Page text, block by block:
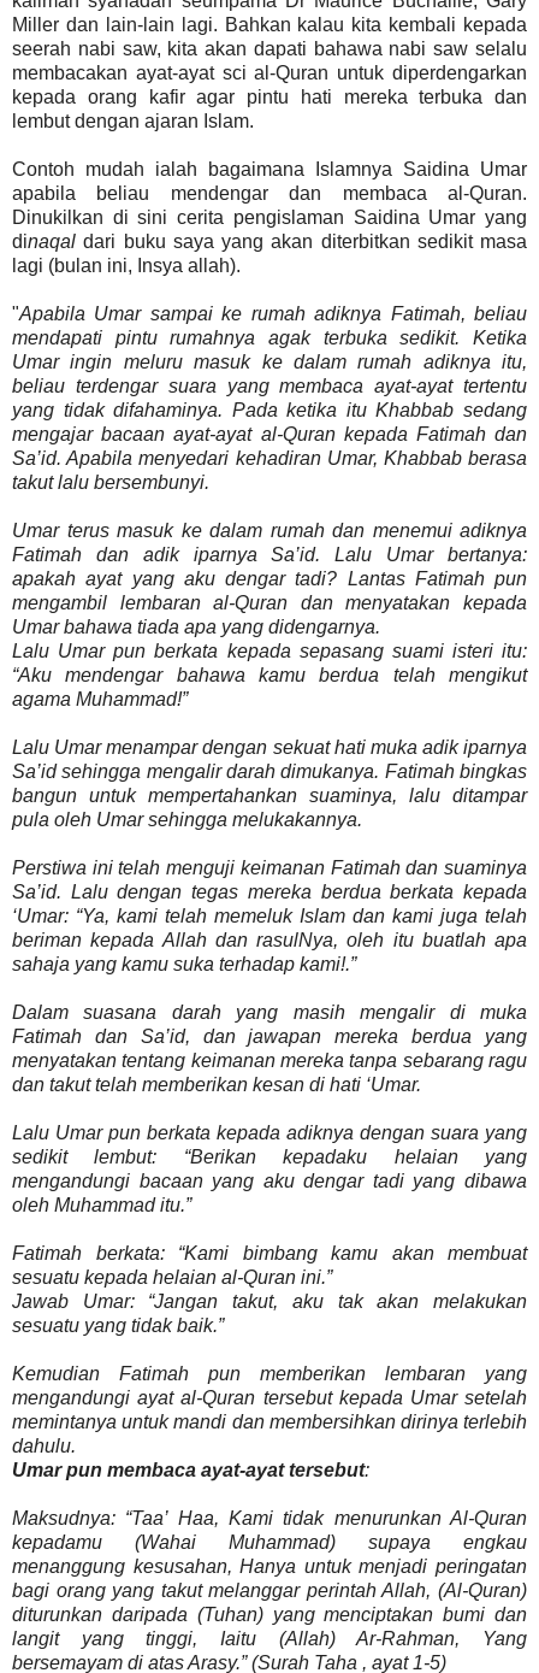
Miller dan lain-lain lagi. Bahkan kalau kita kembali kepada
seerah nabi saw, kita akan dapati bahawa nabi saw selalu
membacakan ayat-ayat sci al-Quran untuk diperdengarkan
kepada orang kafir agar pintu hati mereka terbuka dan
lembut dengan ajaran Islam.
Contoh mudah ialah bagaimana Islamnya Saidina Umar
apabila beliau mendengar dan membaca al-Quran.
Dinukilkan di sini cerita pengislaman Saidina Umar yang
dinaqal dari buku saya yang akan diterbitkan sedikit masa
lagi (bulan ini, Insya allah).
"Apabila Umar sampai ke rumah adiknya Fatimah, beliau
mendapati pintu rumahnya agak terbuka sedikit. Ketika
Umar ingin meluru masuk ke dalam rumah adiknya itu,
beliau terdengar suara yang membaca ayat-ayat tertentu
yang tidak difahaminya. Pada ketika itu Khabbab sedang
mengajar bacaan ayat-ayat al-Quran kepada Fatimah dan
Sa’id. Apabila menyedari kehadiran Umar, Khabbab berasa
takut lalu bersembunyi.
Umar terus masuk ke dalam rumah dan menemui adiknya
Fatimah dan adik iparnya Sa’id. Lalu Umar bertanya:
apakah ayat yang aku dengar tadi? Lantas Fatimah pun
mengambil lembaran al-Quran dan menyatakan kepada
Umar bahawa tiada apa yang didengarnya.
Lalu Umar pun berkata kepada sepasang suami isteri itu:
“Aku mendengar bahawa kamu berdua telah mengikut
agama Muhammad!”
Lalu Umar menampar dengan sekuat hati muka adik iparnya
Sa’id sehingga mengalir darah dimukanya. Fatimah bingkas
bangun untuk mempertahankan suaminya, lalu ditampar
pula oleh Umar sehingga melukakannya.
Perstiwa ini telah menguji keimanan Fatimah dan suaminya
Sa’id. Lalu dengan tegas mereka berdua berkata kepada
‘Umar: “Ya, kami telah memeluk Islam dan kami juga telah
beriman kepada Allah dan rasulNya, oleh itu buatlah apa
sahaja yang kamu suka terhadap kami!.”
Dalam suasana darah yang masih mengalir di muka
Fatimah dan Sa’id, dan jawapan mereka berdua yang
menyatakan tentang keimanan mereka tanpa sebarang ragu
dan takut telah memberikan kesan di hati ‘Umar.
Lalu Umar pun berkata kepada adiknya dengan suara yang
sedikit lembut: “Berikan kepadaku helaian yang
mengandungi bacaan yang aku dengar tadi yang dibawa
oleh Muhammad itu.”
Fatimah berkata: “Kami bimbang kamu akan membuat
sesuatu kepada helaian al-Quran ini.”
Jawab Umar: “Jangan takut, aku tak akan melakukan
sesuatu yang tidak baik.”
Kemudian Fatimah pun memberikan lembaran yang
mengandungi ayat al-Quran tersebut kepada Umar setelah
memintanya untuk mandi dan membersihkan dirinya terlebih
dahulu.
Umar pun membaca ayat-ayat tersebut:
Maksudnya: “Taa’ Haa, Kami tidak menurunkan Al-Quran
kepadamu (Wahai Muhammad) supaya engkau
menanggung kesusahan, Hanya untuk menjadi peringatan
bagi orang yang takut melanggar perintah Allah, (Al-Quran)
diturunkan daripada (Tuhan) yang menciptakan bumi dan
langit yang tinggi, Iaitu (Allah) Ar-Rahman, Yang
bersemayam di atas Arasy.” (Surah Taha , ayat 1-5)